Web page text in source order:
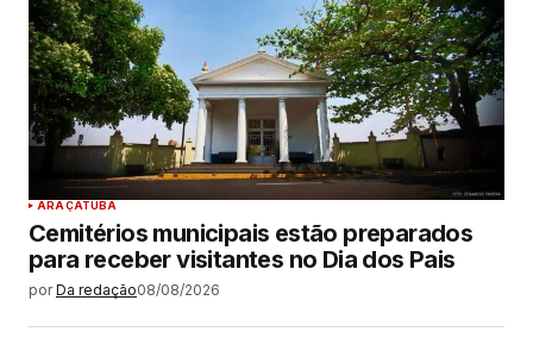
ARAÇATUBA
Cemitérios municipais estão preparados
para receber visitantes no Dia dos Pais
por Da redação08/08/2026